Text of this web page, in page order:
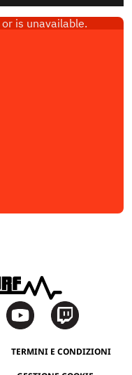
TERMINI E CONDIZIONI